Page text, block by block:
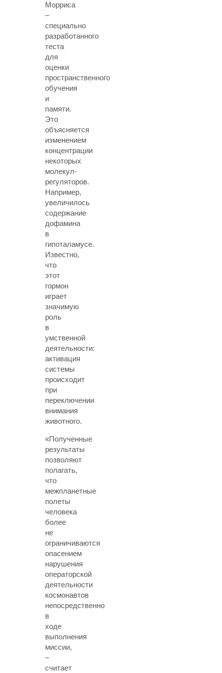
Морриса
–
специально
разработанного
теста
для
оценки
пространственного
обучения
и
памяти.
Это
объясняется
изменением
концентрации
некоторых
молекул-
регуляторов.
Например,
увеличилось
содержание
дофамина
в
гипоталамусе.
Известно,
что
этот
гормон
играет
значимую
роль
в
умственной
деятельности:
активация
системы
происходит
при
переключении
внимания
животного.
«Полученные
результаты
позволяют
полагать,
что
межпланетные
полеты
человека
более
не
ограничиваются
опасением
нарушения
операторской
деятельности
космонавтов
непосредственно
в
ходе
выполнения
миссии,
–
считает